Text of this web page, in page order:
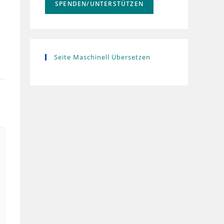
SPENDEN/UNTERSTÜTZEN
Seite Maschinell Übersetzen